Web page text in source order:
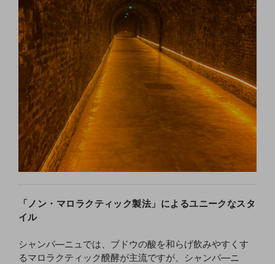
「ノン・マロラクティック製法」によるユニークなスタ
イル
シャンパ―ニュでは、ブドウの酸を和らげ飲みやすくす
るマロラクティック醗酵が主流ですが、シャンパ―ニ